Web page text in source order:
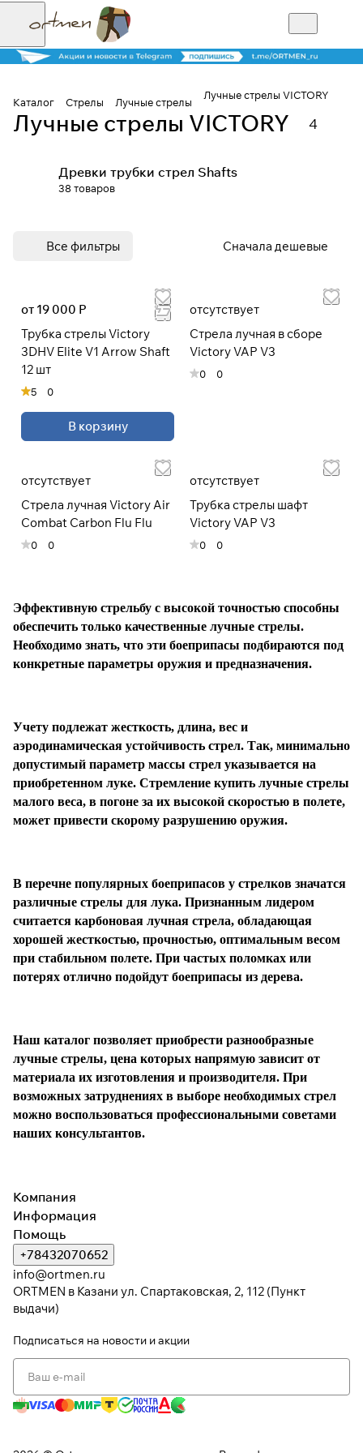
Каталог Стрелы Лучные стрелы
Лучные стрелы VICTORY
Лучные стрелы VICTORY 4
Древки трубки стрел Shafts
38 товаров
Все фильтры Сначала дешевые
от 19 000 Р
Трубка стрелы Victory
3DHV Elite V1 Arrow Shaft
12 шт
5 0
В корзину
отсутствует
Стрела лучная в сборе
Victory VAP V3
0 0
отсутствует
Стрела лучная Victory Air
Combat Carbon Flu Flu
0 0
отсутствует
Трубка стрелы шафт
Victory VAP V3
0 0
Эффективную стрельбу с высокой точностью способны
обеспечить только качественные лучные стрелы.
Необходимо знать, что эти боеприпасы подбираются под
конкретные параметры оружия и предназначения.
Учету подлежат жесткость, длина, вес и
аэродинамическая устойчивость стрел. Так, минимально
допустимый параметр массы стрел указывается на
приобретенном луке. Стремление купить лучные стрелы
малого веса, в погоне за их высокой скоростью в полете,
может привести скорому разрушению оружия.
В перечне популярных боеприпасов у стрелков значатся
различные стрелы для лука. Признанным лидером
считается карбоновая лучная стрела, обладающая
хорошей жесткостью, прочностью, оптимальным весом
при стабильном полете. При частых поломках или
потерях отлично подойдут боеприпасы из дерева.
Наш каталог позволяет приобрести разнообразные
лучные стрелы, цена которых напрямую зависит от
материала их изготовления и производителя. При
возможных затруднениях в выборе необходимых стрел
можно воспользоваться профессиональными советами
наших консультантов.
Для клиентов всех банков
Разбейте
Добавляйте товары
в корзину
выберите метод оплаты
Оплачивайте сегодня только
картой любого банка
Получайте товар
выбранный способом
списыватьсяс вашей карты
по25 %каждые 2 недели
Подробнее
об оплате Плайтом
25
раз в 2
недели
раз в 2 недели
8 800 302-02-51
plait.ru
Компания
Информация
Помощь
+78432070652
info@ortmen.ru
ORTMEN в Казани ул. Спартаковская, 2, 112 (Пункт
выдачи)
Подписаться на новости и акции